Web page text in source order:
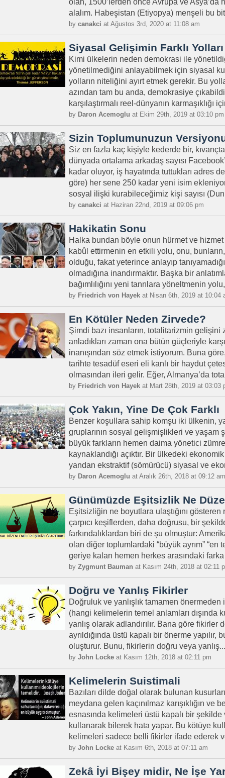
olan, 1500’lerden önce Avrupa ve
alalım. Habeşistan (Etiyopya) menşeli bu
by canakci at Ağustos 3rd, 2020 at 11:08 am
Siyasal Gelişimin Farklı Yolları
Kimi ülkelerin neden demokrasi ile
yönetilmediğini anlayabilmek için siyasal
yolların niteliğini ayırt etmek gerekir. Bu
azından tam bu anda, demokrasiye
karşılaştırmalı reel-dünyanın karmaşıklığı
by Daron Acemoglu at Ekim 29th, 2019 at 03:10 pm
Sizin Toplumunuzun
Siz en fazla kaç kişiyle kederde bir,
dünyada ortalama arkadaş sayısı
kadar oluyor, iş hayatında tuttukları adres
göre) her sene 250 kadar yeni isim
sosyal ilişki kurabileceğimiz kişi sayısı
by canakci at Haziran 22nd, 2019 at 09:06 pm
Hakikatin Sonu
Halka bundan böyle onun hürmet ve
kabûl ettirmenin en etkili yolu, onu,
olduğu, fakat yeterince anlayıp
olmadığına inandırmaktır. Başka bir
bağımlılığını yeni tanrılara yöneltmenin
by Friedrich von Hayek at Nisan 6th, 2019 at 10:04
En Kötüler Neden Zirvede?
Şimdi bazı insanların, totalitarizmin gelişini
anladıkları zaman ona bütün güçleriyle
inanışından söz etmek istiyorum. Buna
tarihte tesadüf eseri eli kanlı bir haydut
olmasından ileri gelir. Eğer, Almanya’da
by Friedrich von Hayek at Mart 28th, 2019 at 03:03
Çok Yakın, Yine De Çok Farklı
Benzer koşullara sahip komşu iki ülkenin,
gruplarının sosyal gelişmişlikleri ve yaşam
büyük farkların hemen daima yönetici
kaynaklandığı açıktır. Bir ülkedeki
yandan ekstraktif (sömürücü) siyasal ve
by Daron Acemoglu at Aralık 26th, 2018 at 09:12 am
Günümüzde Eşitsizlik Ne
Eşitsizliğin ne boyutlara ulaştığını
çarpıcı keşiflerden, daha doğrusu, bir
farkındalıklardan biri de şu olmuştur:
olan diğer toplumlardaki “büyük ayrım”
geriye kalan hemen herkes arasındaki farka
by Zygmunt Bauman at Kasım 24th, 2018 at 02:11
Doğru ve Yanlış Fikirler
Doğruluk ve yanlışlık tamamen
(hangi kelimelerin temel anlamları dışında
yanlış olarak adlandırılır. Bana göre fikirler
ayrıldığında üstü kapalı bir önerme
oluşturur. Bunu, fikirlerin doğru veya yanlış...
by John Locke at Kasım 12th, 2018 at 02:11 pm
Kelimelerin Suistimali
Bazıları dilde doğal olarak bulunan
meydana gelen kaçınılmaz karışıklığın ve
esnasında kelimeleri üstü kapalı bir şekilde
kullanarak bilerek hata yapar. Bu kötüye
kelimeleri sadece belli fikirler ifade ederek
by John Locke at Kasım 6th, 2018 at 07:11 am
Zekâ İyi Bişey midir, Ne İşe